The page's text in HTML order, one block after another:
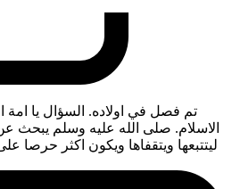
تم فصل في اولاده. السؤال يا
الاسلام. صلى الله عليه وسلم يبحث
ليتتبعها ويتقفاها ويكون اكثر